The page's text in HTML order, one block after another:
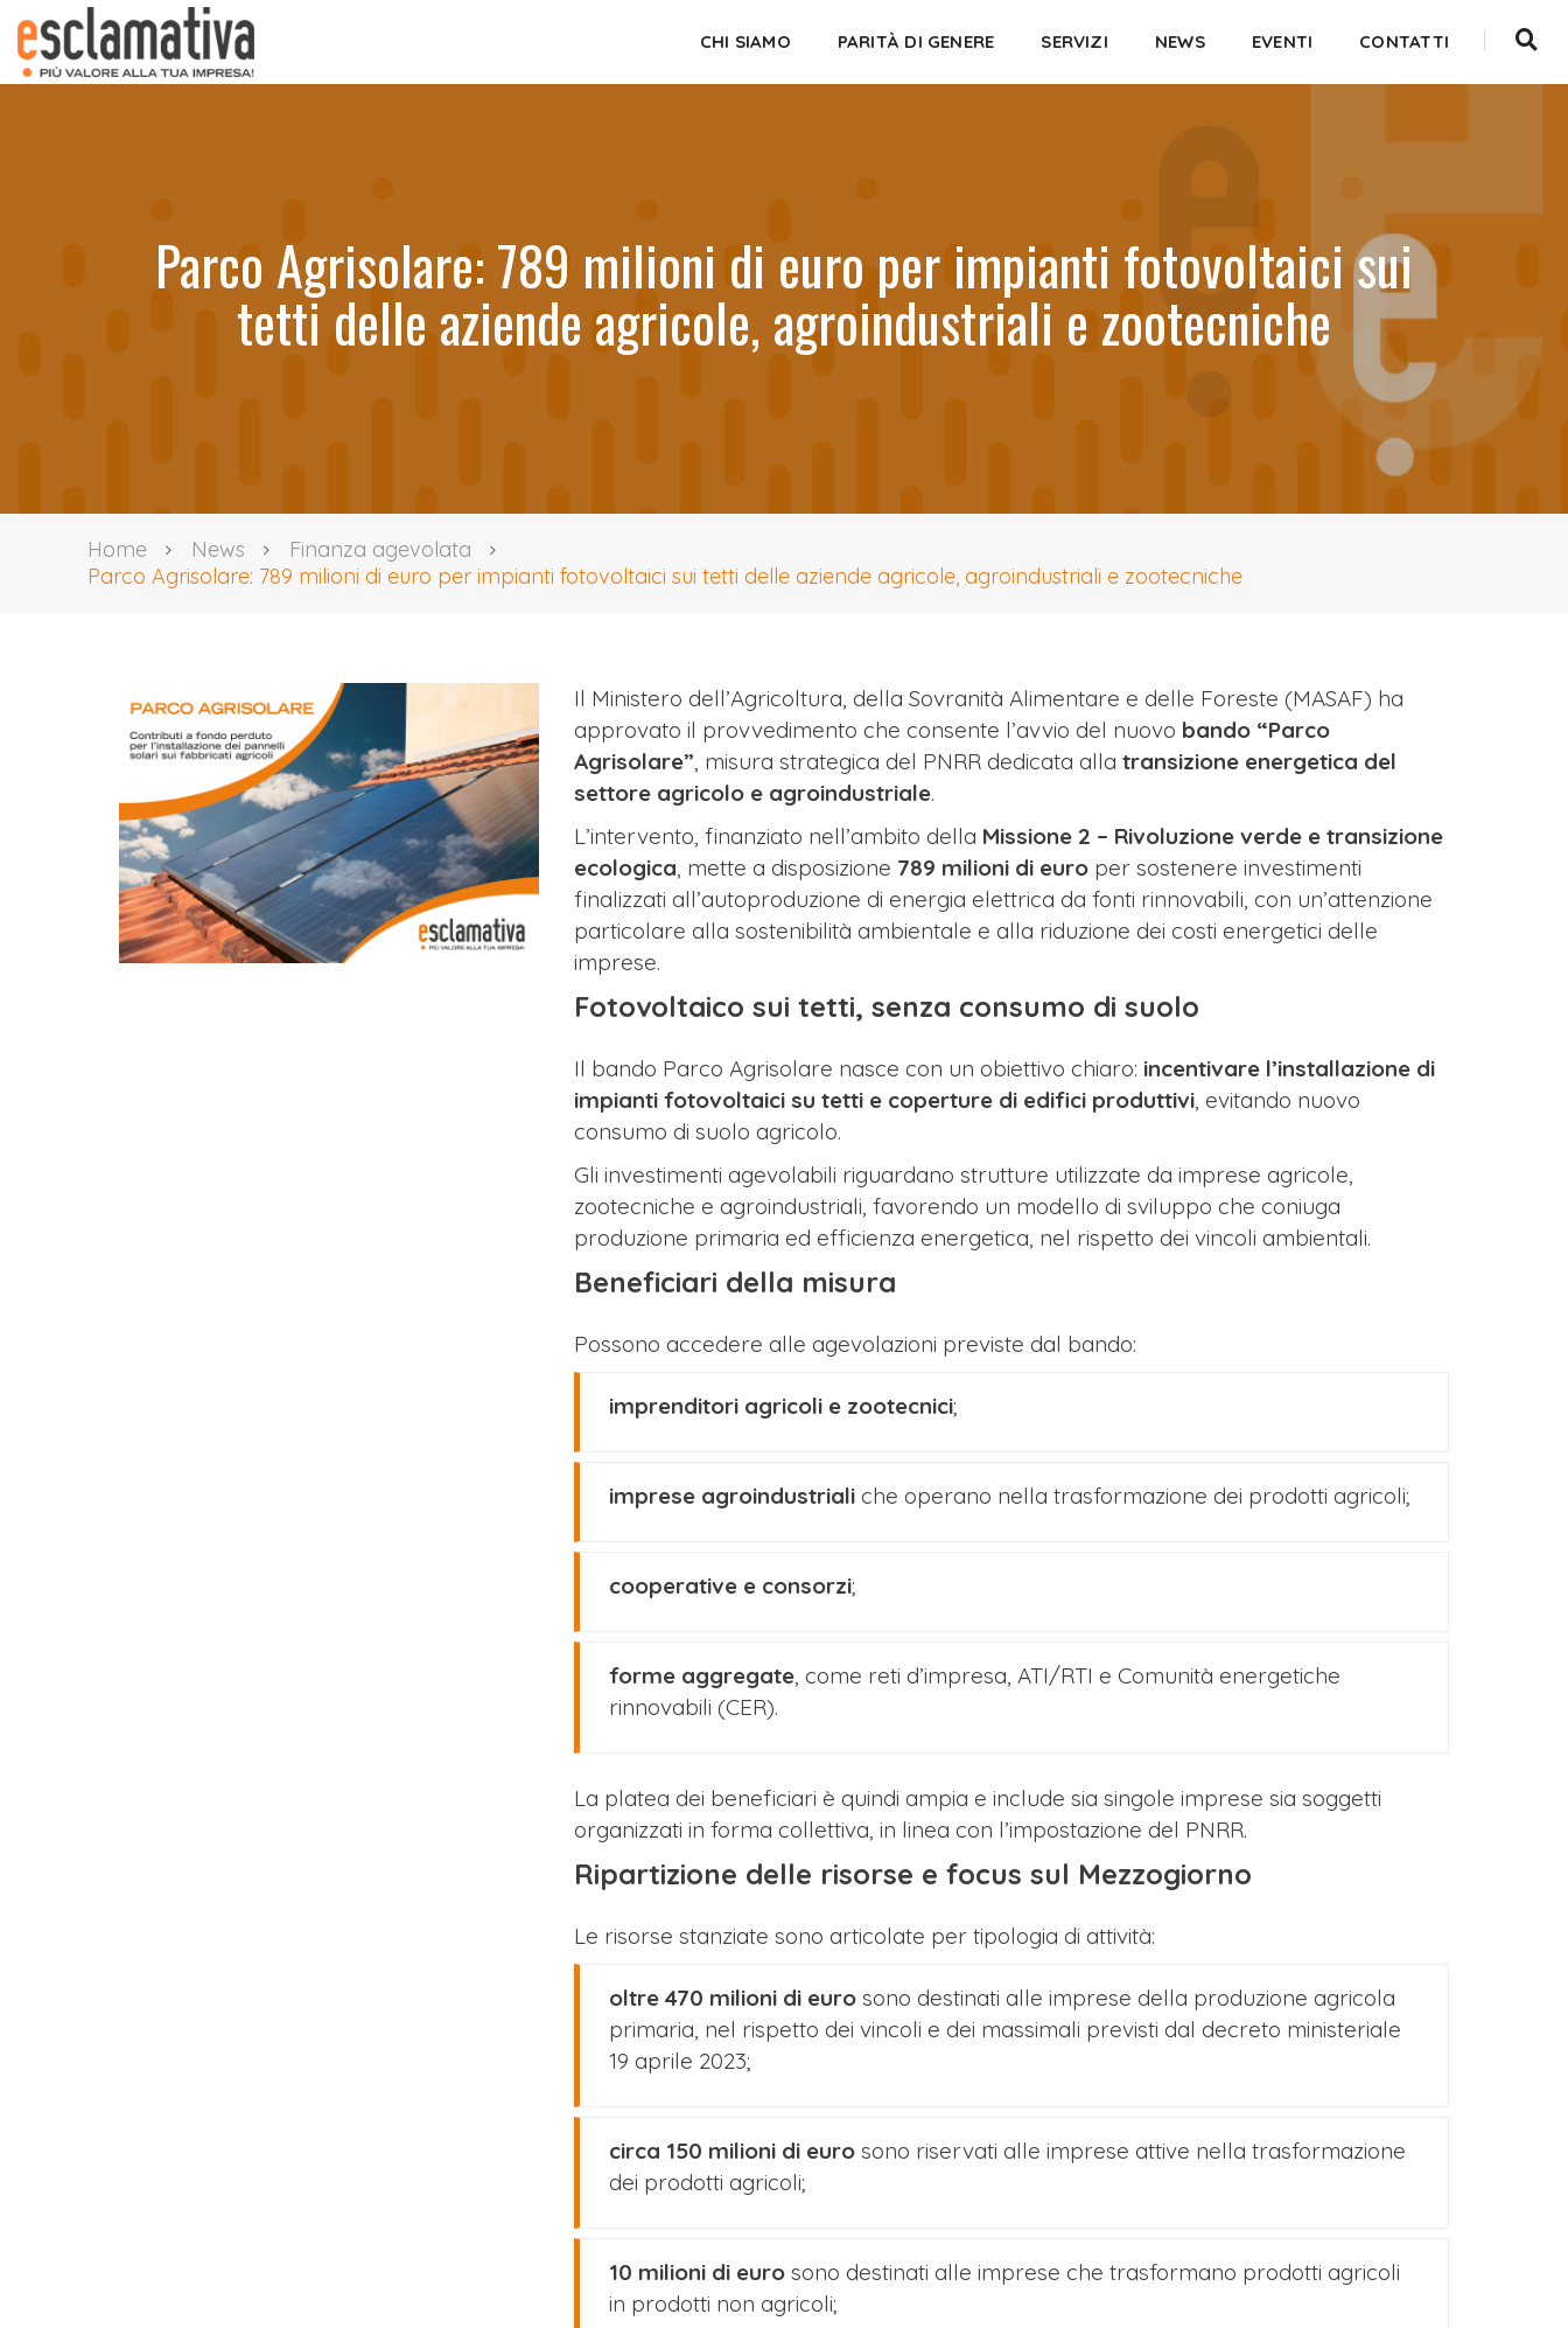
CHI SIAMO PARITÀ DI GENERE SERVIZI NEWS EVENTI CONTATTI
Parco Agrisolare: 789 milioni di euro per impianti fotovoltaici sui
tetti delle aziende agricole, agroindustriali e zootecniche
Home News
Finanza agevolata
Parco Agrisolare: 789 milioni di euro per impianti fotovoltaici sui tetti delle aziende agricole, agroindustriali e zootecniche
Il Ministero dell’Agricoltura, della Sovranità Alimentare e delle Foreste (MASAF) ha
approvato il provvedimento che consente l’avvio del nuovo bando “Parco
Agrisolare”, misura strategica del PNRR dedicata alla transizione energetica del
settore agricolo e agroindustriale.
L’intervento, finanziato nell’ambito della Missione 2 – Rivoluzione verde e transizione
ecologica, mette a disposizione 789 milioni di euro per sostenere investimenti
finalizzati all’autoproduzione di energia elettrica da fonti rinnovabili, con un’attenzione
particolare alla sostenibilità ambientale e alla riduzione dei costi energetici delle
imprese.
Fotovoltaico sui tetti, senza consumo di suolo
Il bando Parco Agrisolare nasce con un obiettivo chiaro: incentivare l’installazione di
impianti fotovoltaici su tetti e coperture di edifici produttivi, evitando nuovo
consumo di suolo agricolo.
Gli investimenti agevolabili riguardano strutture utilizzate da imprese agricole,
zootecniche e agroindustriali, favorendo un modello di sviluppo che coniuga
produzione primaria ed efficienza energetica, nel rispetto dei vincoli ambientali.
Beneficiari della misura
Possono accedere alle agevolazioni previste dal bando:
imprenditori agricoli e zootecnici;
imprese agroindustriali che operano nella trasformazione dei prodotti agricoli;
cooperative e consorzi;
forme aggregate, come reti d’impresa, ATI/RTI e Comunità energetiche
rinnovabili (CER).
La platea dei beneficiari è quindi ampia e include sia singole imprese sia soggetti
organizzati in forma collettiva, in linea con l’impostazione del PNRR.
Ripartizione delle risorse e focus sul Mezzogiorno
Le risorse stanziate sono articolate per tipologia di attività:
oltre 470 milioni di euro sono destinati alle imprese della produzione agricola
primaria, nel rispetto dei vincoli e dei massimali previsti dal decreto ministeriale
19 aprile 2023;
circa 150 milioni di euro sono riservati alle imprese attive nella trasformazione
dei prodotti agricoli;
10 milioni di euro sono destinati alle imprese che trasformano prodotti agricoli
in prodotti non agricoli;